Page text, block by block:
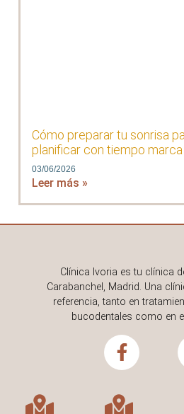
Cómo preparar tu sonrisa
planificar con tiempo
03/06/2026
Leer más »
Clínica Ivoria es tu clínica
Carabanchel, Madrid. Una
referencia, tanto en
bucodentales como en